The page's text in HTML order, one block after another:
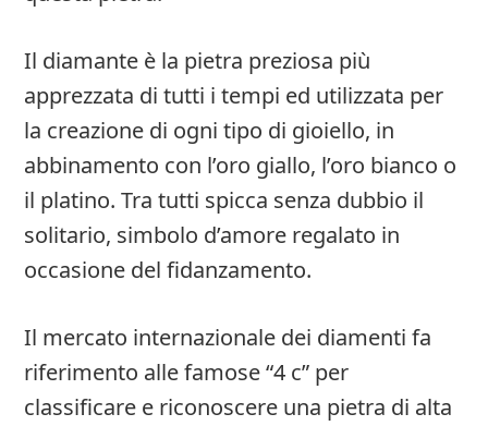
Il diamante è la pietra preziosa più
apprezzata di tutti i tempi ed utilizzata per
la creazione di ogni tipo di gioiello, in
abbinamento con l’oro giallo, l’oro bianco o
il platino. Tra tutti spicca senza dubbio il
solitario, simbolo d’amore regalato in
occasione del fidanzamento.
Il mercato internazionale dei diamenti fa
riferimento alle famose “4 c” per
classificare e riconoscere una pietra di alta